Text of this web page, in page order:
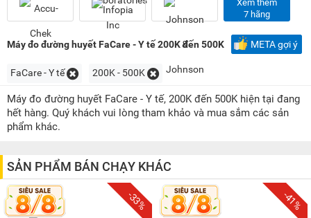
500K - 1 triệu
(10)
1 triệu - 1,5 triệu (2)
100 triệu - 200 triệu
Xem thêm
7 hãng
Máy đo đường huyết FaCare - Y tế 200K đến 500K META gợi ý
FaCare - Y tế 200K - 500K
Máy đo đường huyết FaCare - Y tế, 200K đến 500K hiện tại đang
hết hàng. Quý khách vui lòng tham khảo và mua sắm các sản
phẩm khác.
SẢN PHẨM BÁN CHẠY KHÁC
-33% -41%